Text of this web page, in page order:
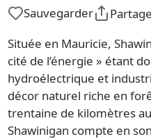
Sauvegarder
Située en Mauricie,
cité de l’énergie » étant
hydroélectrique et
décor naturel riche en
trentaine de kilomètres
Shawinigan compte en